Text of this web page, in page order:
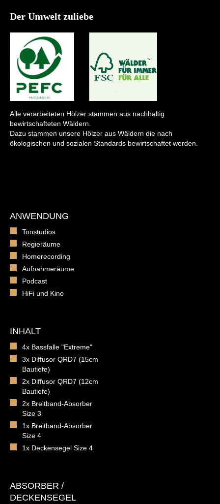
Der Umwelt zuliebe
Alle verarbeiteten Hölzer stammen aus nachhaltig
bewirtschafteten Wäldern.
Dazu stammen unsere Hölzer aus Wäldern die nach
ökologischen und sozialen Standards bewirtschaftet werden.
ANWENDUNG
Tonstudios
Regieräume
Homerecording
Aufnahmeräume
Podcast
HiFi und Kino
INHALT
4x Bassfalle "Extreme"
3x Diffusor QRD7 (15cm
Bautiefe)
2x Diffusor QRD7 (12cm
Bautiefe)
2x Breitband-Absorber
Size 3
1x Breitband-Absorber
Size 4
1x Deckensegel Size 4
ABSORBER /
DECKENSEGEL